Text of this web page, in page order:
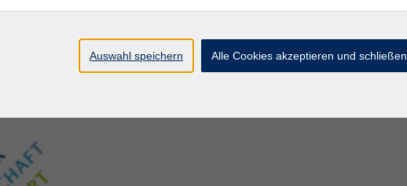
Auswahl speichern Alle Cookies akzeptieren und schließen